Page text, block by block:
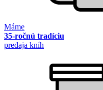
Máme
35-ročnú tradíciu
predaja kníh